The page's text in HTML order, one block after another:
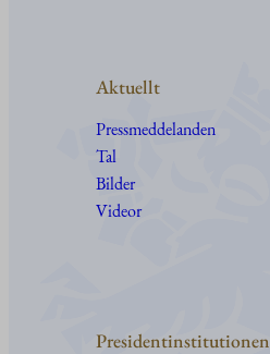
Aktuellt
Pressmeddelanden
Tal
Bilder
Videor
Presidentinstitutionen